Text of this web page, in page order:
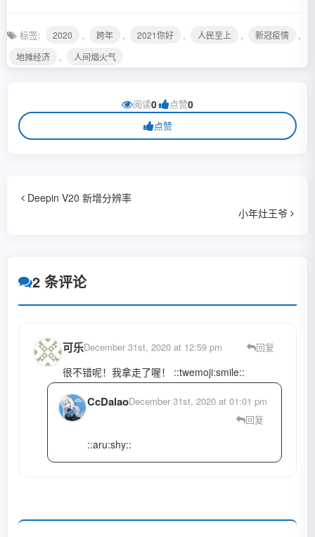
标签: 2020 , 跨年 , 2021你好 , 人民至上 , 新冠疫情 ,
地摊经济 , 人间烟火气
阅读0| 点赞0
点赞
Deepin V20 新增分辨率
小年灶王爷
2 条评论
可乐December 31st, 2020 at 12:59 pm 回复
很不错呢！我拿走了喔！ ::twemoji:smile::
CcDalaoDecember 31st, 2020 at 01:01 pm
回复
::aru:shy::